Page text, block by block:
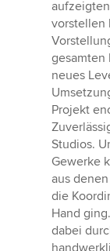
vorstellen
neues
Projekt
Studios.
Gewerke
aus
die
Hand
dabei